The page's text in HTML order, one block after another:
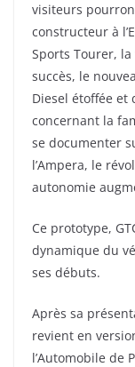
visiteurs
constructeur à
Sports Tourer,
succès, le
Diesel étoffée et
concernant la
se documenter
l’Ampera, le
autonomie
Ce prototype,
dynamique du
ses débuts.
Après sa
revient en
l’Automobile de